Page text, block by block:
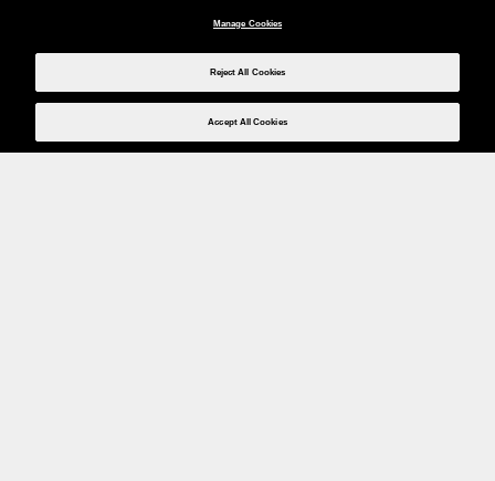
Manage Cookies
Reject All Cookies
Accept All Cookies